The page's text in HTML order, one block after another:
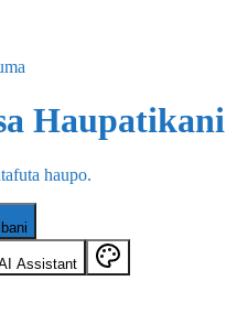
Haupatikani
haupo.
Assistant